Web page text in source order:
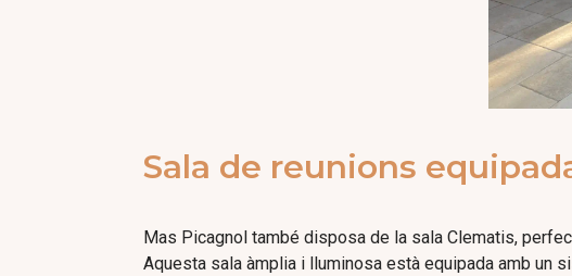
Sala de reunions
Mas Picagnol també disposa de la sala Clematis,
Aquesta sala àmplia i lluminosa està equipada amb un